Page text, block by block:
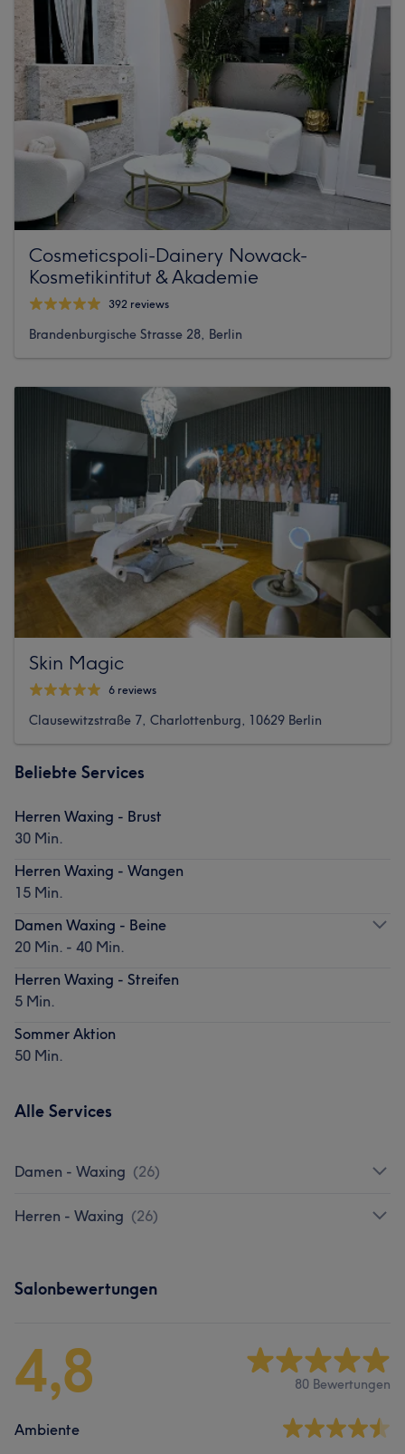
Cosmeticspoli-Dainery Nowack-
Kosmetikintitut & Akademie
392 reviews
Brandenburgische Strasse 28, Berlin
Skin Magic
6 reviews
Clausewitzstraße 7, Charlottenburg, 10629 Berlin
Beliebte Services
Herren Waxing - Brust
30 Min.
Herren Waxing - Wangen
15 Min.
Damen Waxing - Beine
20 Min. - 40 Min.
Herren Waxing - Streifen
5 Min.
Sommer Aktion
50 Min.
Alle Services
Damen - Waxing (26)
Herren - Waxing (26)
Salonbewertungen
4,8 80 Bewertungen
Ambiente